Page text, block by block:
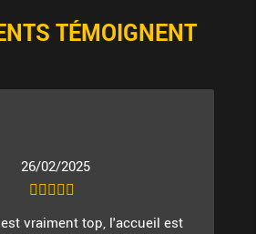
TÉMOIGNENT
26/02/2025
vraiment top, l'accueil est